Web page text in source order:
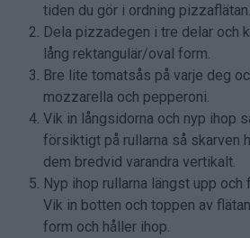
tiden du gör i ordning pizzaflätan.
Dela pizzadegen i tre delar och
lång rektangulär/oval form.
Bre lite tomatsås på varje deg
mozzarella och pepperoni.
Vik in långsidorna och nyp ihop
försiktigt på rullarna så skarven
dem bredvid varandra vertikalt.
Nyp ihop rullarna längst upp och
Vik in botten och toppen av
form och håller ihop.